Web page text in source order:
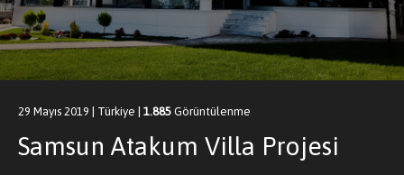
29 Mayıs 2019 | Türkiye | 1.885 Görüntülenme
Samsun Atakum Villa Projesi